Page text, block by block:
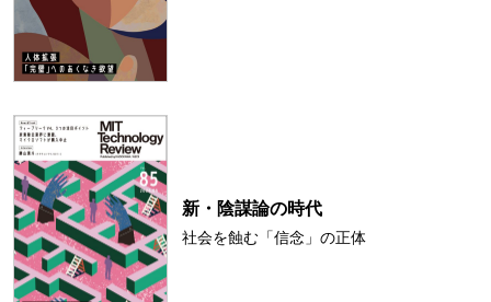
新・陰謀論の時代
社会を蝕む「信念」の正体